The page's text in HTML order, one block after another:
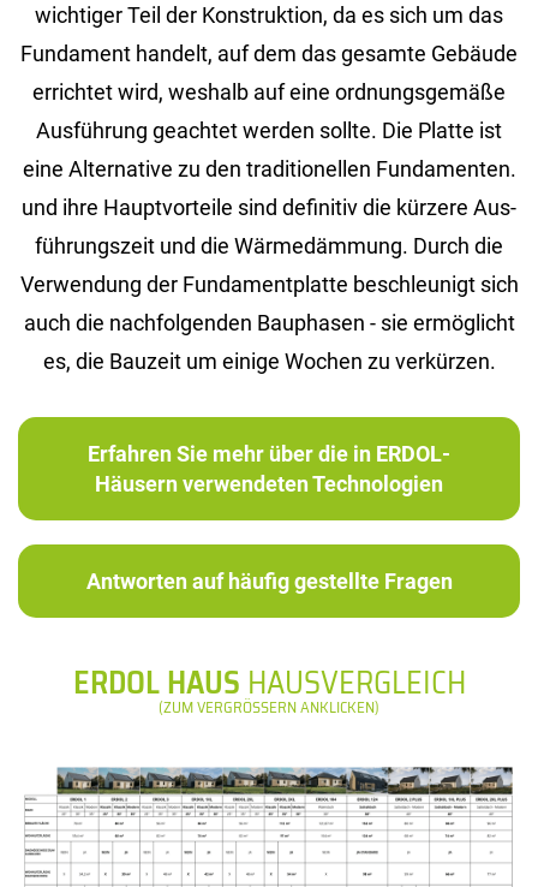
wich­ti­ger Teil der Kon­struk­ti­on, da es sich um das
Fun­da­ment han­delt, auf dem das ge­sam­te Ge­bäu­de
er­rich­tet wird, wes­halb auf eine ord­nungs­ge­mä­ße
Aus­füh­rung ge­ach­tet wer­den soll­te. Die Plat­te ist
eine Al­ter­na­ti­ve zu den tra­di­tio­nel­len Fun­da­men­ten.
und ihre Haupt­vor­tei­le sind de­fi­ni­tiv die kür­ze­re Aus­
füh­rungs­zeit und die Wär­me­däm­mung. Durch die
Ver­wen­dung der Fun­da­ment­plat­te be­schleu­nigt sich
auch die nach­fol­gen­den Bau­pha­sen - sie er­mög­licht
es, die Bau­zeit um ei­ni­ge Wo­chen zu ver­kür­zen.
Erfahren Sie mehr über die in ERDOL-
Häusern verwendeten Technologien
Antworten auf häufig gestellte Fragen
ERDOL HAUS HAUSVERGLEICH
(ZUM VERGRÖSSERN ANKLICKEN)